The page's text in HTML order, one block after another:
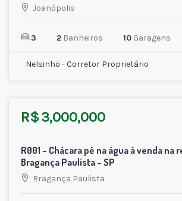
Joanópolis
3 2 Banheiros 10 Garagens
Nelsinho - Corretor Proprietário
R$ 3,000,000
VENDA
27
R001 – Chácara pé na água à venda na
Bragança Paulista – SP
Bragança Paulista